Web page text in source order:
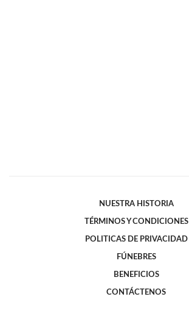
NUESTRA HISTORIA
TÉRMINOS Y CONDICIONES
POLITICAS DE PRIVACIDAD
FÚNEBRES
BENEFICIOS
CONTÁCTENOS